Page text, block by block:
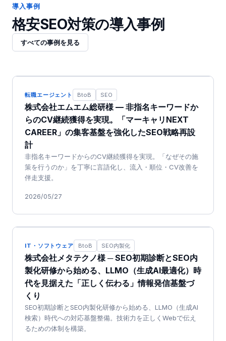
導入事例
格安SEO対策の導入事例
すべての事例を見る
転職エージェント BtoB SEO
株式会社エムエム総研様 — 非指名キーワードか
らのCV継続獲得を実現。「マーキャリNEXT
CAREER」の集客基盤を強化したSEO戦略再設
計
非指名キーワードからのCV継続獲得を実現。「なぜその施
策を行うのか」を丁寧に言語化し、流入・順位・CV改善を
伴走支援。
2026/05/27
IT・ソフトウェア BtoB SEO内製化
株式会社メタテクノ様 ─ SEO初期診断とSEO内
製化研修から始める、LLMO（生成AI最適化）時
代を見据えた「正しく伝わる」情報発信基盤づ
くり
SEO初期診断とSEO内製化研修から始める、LLMO（生成AI
検索）時代への対応基盤整備。技術力を正しくWebで伝え
るための体制を構築。